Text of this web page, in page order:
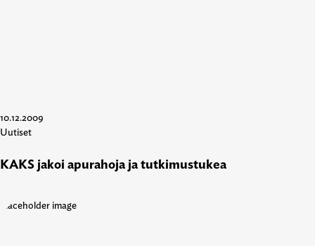
10.12.2009
Uutiset
KAKS jakoi apurahoja ja tutkimustukea